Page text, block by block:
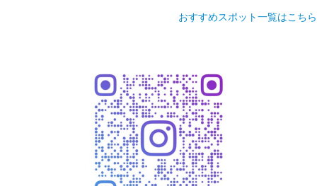
おすすめスポット一覧はこちら